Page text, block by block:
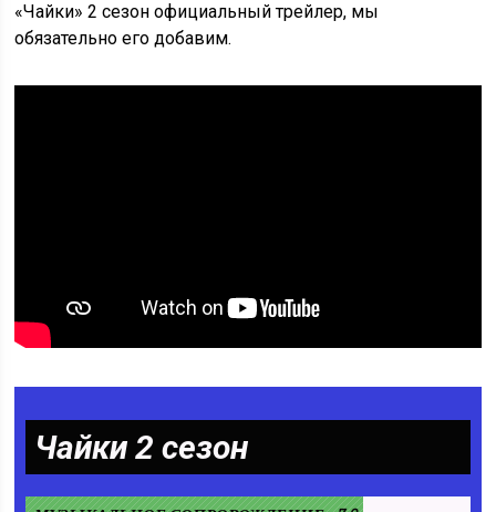
«Чайки» 2 сезон официальный трейлер, мы
обязательно его добавим.
Чайки 2 сезон